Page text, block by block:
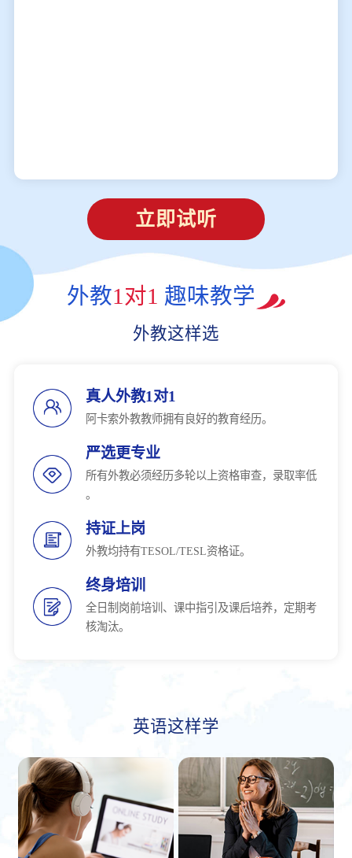
立即试听
外教1对1 趣味教学
外教这样选
真人外教1对1
阿卡索外教教师拥有良好的教育经历。
严选更专业
所有外教必须经历多轮以上资格审查，录取率低
。
持证上岗
外教均持有TESOL/TESL资格证。
终身培训
全日制岗前培训、课中指引及课后培养，定期考
核淘汰。
英语这样学